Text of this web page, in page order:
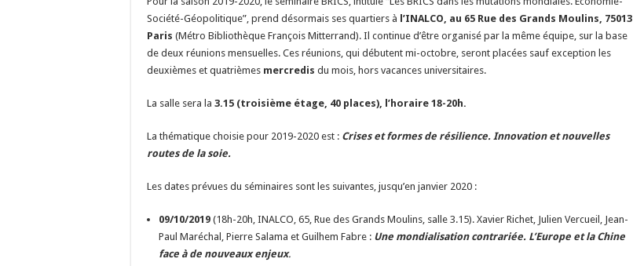
Société-Géopolitique”, prend désormais ses quartiers à l’INALCO, au 65 Rue des Grands Moulins, 75013
Paris (Métro Bibliothèque François Mitterrand). Il continue d’être organisé par la même équipe, sur la base
de deux réunions mensuelles. Ces réunions, qui débutent mi-octobre, seront placées sauf exception les
deuxièmes et quatrièmes mercredis du mois, hors vacances universitaires.
La salle sera la 3.15 (troisième étage, 40 places), l’horaire 18-20h.
La thématique choisie pour 2019-2020 est : Crises et formes de résilience. Innovation et nouvelles
routes de la soie.
Les dates prévues du séminaires sont les suivantes, jusqu’en janvier 2020 :
09/10/2019 (18h-20h, INALCO, 65, Rue des Grands Moulins, salle 3.15). Xavier Richet, Julien Vercueil, Jean-
Paul Maréchal, Pierre Salama et Guilhem Fabre : Une mondialisation contrariée. L’Europe et la Chine
face à de nouveaux enjeux.